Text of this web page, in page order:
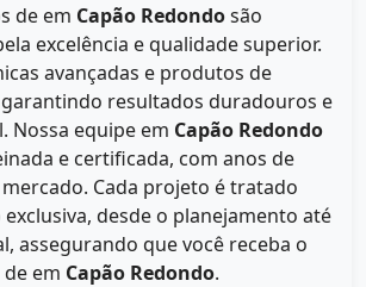
de em Capão Redondosão
excelência e qualidade superior.
avançadas e produtos de
resultados duradouros e
Nossa equipe em Capão Redondo
e certificada, com anos de
Cada projeto é tratado
desde o planejamento até
assegurando que você receba o
de em Capão Redondo.